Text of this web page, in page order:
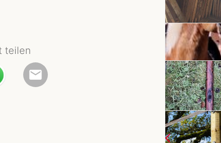
teilen
email